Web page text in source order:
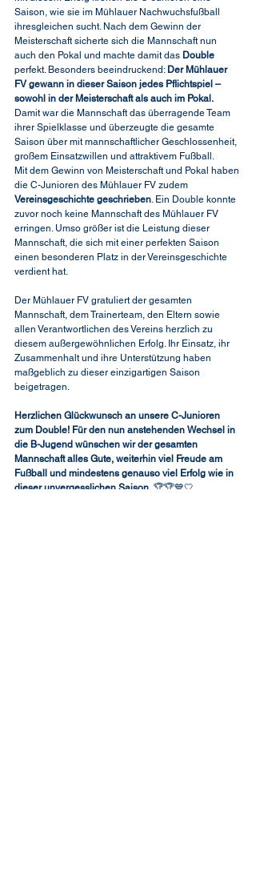
Saison, wie sie im Mühlauer Nachwuchsfußball
ihresgleichen sucht. Nach dem Gewinn der
Meisterschaft sicherte sich die Mannschaft nun
auch den Pokal und machte damit das Double
perfekt. Besonders beeindruckend: Der Mühlauer
FV gewann in dieser Saison jedes Pflichtspiel –
sowohl in der Meisterschaft als auch im Pokal.
Damit war die Mannschaft das überragende Team
ihrer Spielklasse und überzeugte die gesamte
Saison über mit mannschaftlicher Geschlossenheit,
großem Einsatzwillen und attraktivem Fußball.
Mit dem Gewinn von Meisterschaft und Pokal haben
die C-Junioren des Mühlauer FV zudem
Vereinsgeschichte geschrieben . Ein Double konnte
zuvor noch keine Mannschaft des Mühlauer FV
erringen. Umso größer ist die Leistung dieser
Mannschaft, die sich mit einer perfekten Saison
einen besonderen Platz in der Vereinsgeschichte
verdient hat.
Der Mühlauer FV gratuliert der gesamten
Mannschaft, dem Trainerteam, den Eltern sowie
allen Verantwortlichen des Vereins herzlich zu
diesem außergewöhnlichen Erfolg. Ihr Einsatz, ihr
Zusammenhalt und ihre Unterstützung haben
maßgeblich zu dieser einzigartigen Saison
beigetragen.
Herzlichen Glückwunsch an unsere C-Junioren
zum Double! Für den nun anstehenden Wechsel in
die B-Jugend wünschen wir der gesamten
Mannschaft alles Gute, weiterhin viel Freude am
Fußball und mindestens genauso viel Erfolg wie in
dieser unvergesslichen Saison. 🏆🏆💙🤍